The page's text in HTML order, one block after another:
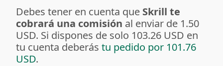
Debes tener en cuenta que Skrill te
cobrará una comisión al enviar de 1.50
USD. Si dispones de solo 103.26 USD en
tu cuenta deberás tu pedido por 101.76
USD.